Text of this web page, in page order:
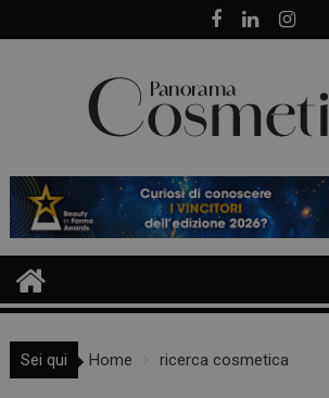
to
Sei qui Home ricerca cosmetica